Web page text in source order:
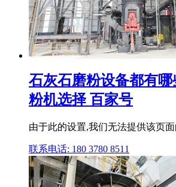
石灰石磨粉设备都有
粉机选择 百家号
由于此的设置,我们无法提供该页面
联系电话: 180 3780 8511